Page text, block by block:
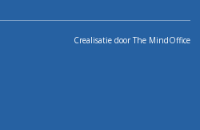
Crealisatie doorThe MindOffice